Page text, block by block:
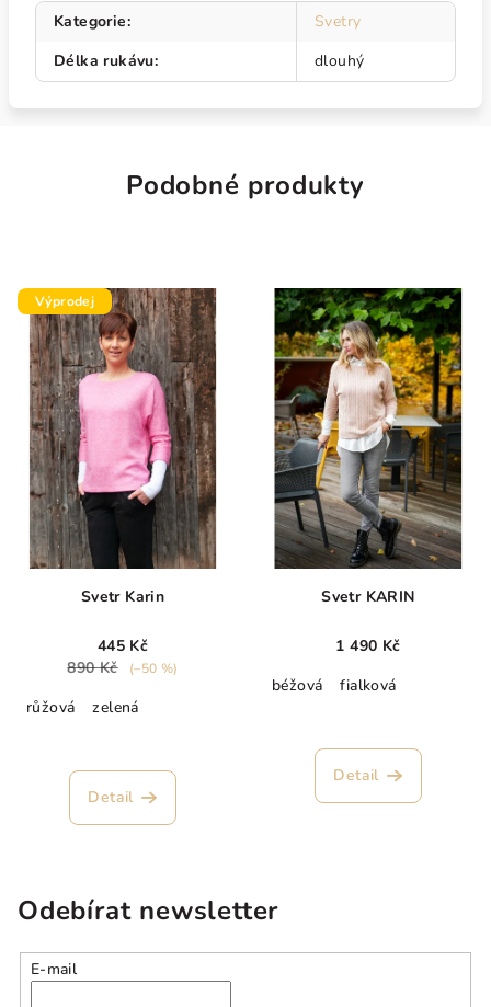
Kategorie:
Svetry
Délka rukávu: dlouhý
Podobné produkty
Výprodej
Svetr Karin
445 Kč
890 Kč
(–50 %)
růžová zelená
Detail
Svetr KARIN
1 490 Kč
béžová
fialková
hodnocení
produktu
Detail
Odebírat newsletter
E-mail